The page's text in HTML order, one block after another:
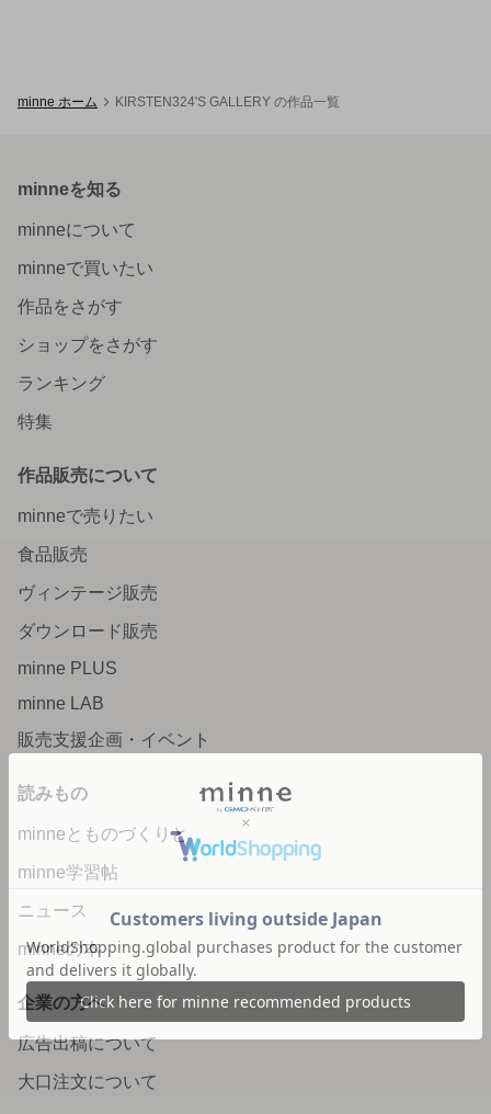
minne ホーム KIRSTEN324'S GALLERY の作品一覧
minneを知る
minneについて
minneで買いたい
作品をさがす
ショップをさがす
ランキング
特集
作品販売について
minneで売りたい
食品販売
ヴィンテージ販売
ダウンロード販売
minne PLUS
minne LAB
販売支援企画・イベント
読みもの
minneとものづくりと
minne学習帖
ニュース
minneの本
企業の方へ
広告出稿について
大口注文について